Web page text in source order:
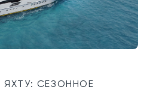
ЯХТУ: СЕЗОННОЕ